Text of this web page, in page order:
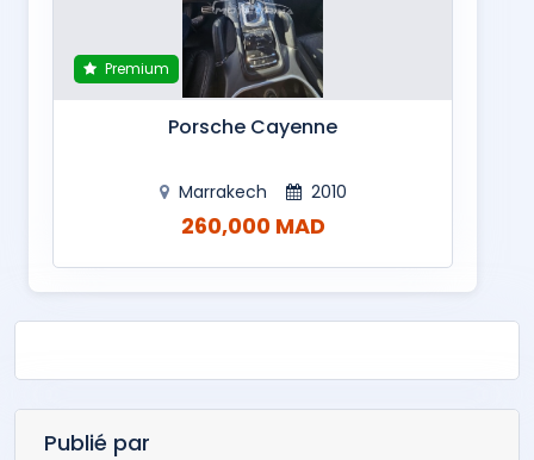
Premium
Porsche Cayenne
Marrakech 2010
260,000 MAD
Publié par